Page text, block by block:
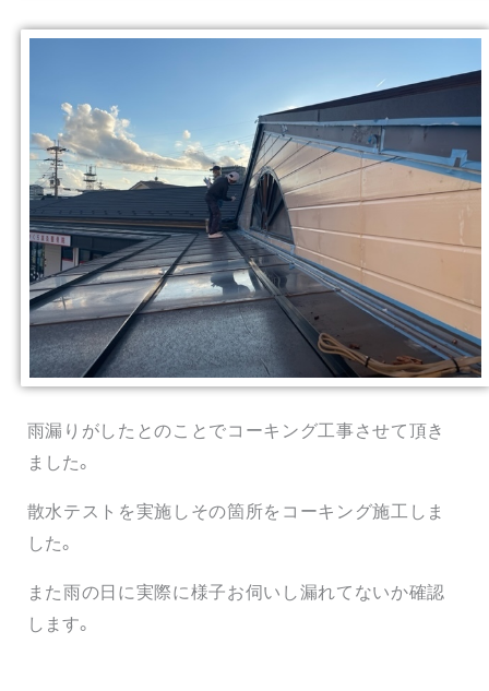
雨漏りがしたとのことでコーキング工事させて頂き
ました。
散水テストを実施しその箇所をコーキング施工しま
した。
また雨の日に実際に様子お伺いし漏れてないか確認
します。